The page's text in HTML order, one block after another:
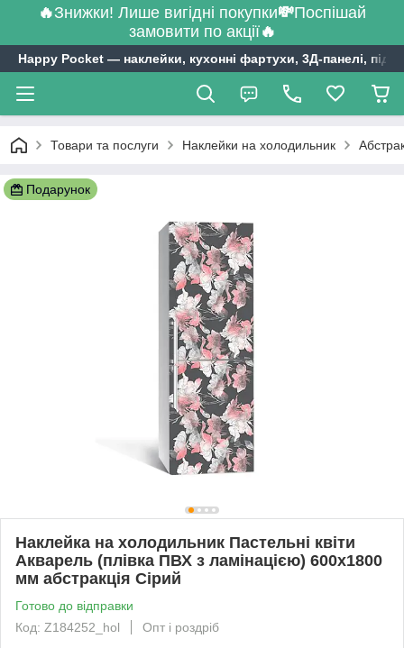
🔥Знижки! Лише вигідні покупки💸Поспішай
замовити по акції🔥
Happy Pocket ― наклейки, кухонні фартухи, 3Д-панелі,
Товари та послуги Наклейки на холодильник
Подарунок
Наклейка на холодильник Пастельні квіти
Акварель (плівка ПВХ з ламінацією) 600х1800
мм абстракція Сірий
Готово до відправки
Код: Z184252_hol
Опт і роздріб